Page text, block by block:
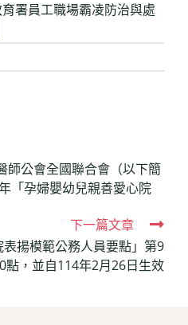
署員工職場霸凌防治與處
師公會全國聯合會（以下簡
「孕婦嬰幼兒親善愛心院
下一篇文章
揚模範公務人員要點」第9
點，並自114年2月26日生效